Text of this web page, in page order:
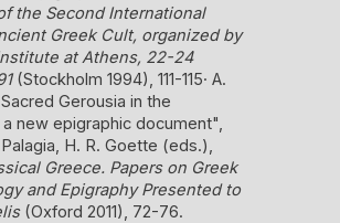
the Second International
Greek Cult, organized by
at Athens, 22-24
(Stockholm 1994), 111-115· A.
Gerousia in the
new epigraphic document",
H. R. Goette (eds.),
Greece. Papers on Greek
and Epigraphy Presented to
(Oxford 2011), 72-76.